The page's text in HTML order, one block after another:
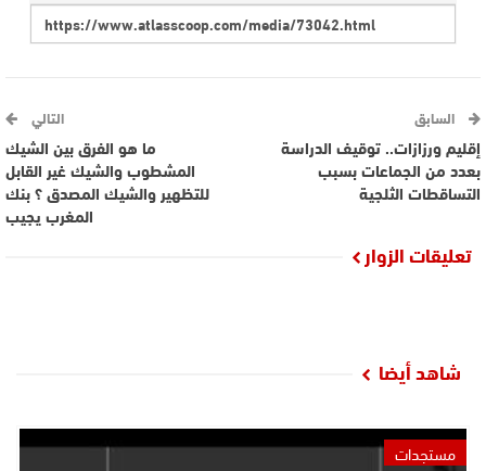
السابق
إقليم ورزازات.. توقيف الدراسة
بعدد من الجماعات بسبب
التساقطات الثلجية
التالي
ما هو الفرق بين الشيك
المشطوب والشيك غير القابل
للتظهير والشيك المصدق ؟ بنك
المغرب يجيب
تعليقات الزوار
شاهد أيضا
مستجدات